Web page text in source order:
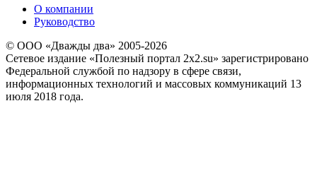
О компании
Руководство
© ООО «Дважды два» 2005-2026
Сетевое издание «Полезный портал 2x2.su» зарегистрировано
Федеральной службой по надзору в сфере связи,
информационных технологий и массовых коммуникаций 13
июля 2018 года.